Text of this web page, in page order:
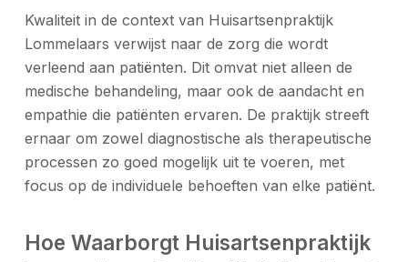
Kwaliteit in de context van Huisartsenpraktijk
Lommelaars verwijst naar de zorg die wordt
verleend aan patiënten. Dit omvat niet alleen de
medische behandeling, maar ook de aandacht en
empathie die patiënten ervaren. De praktijk streeft
ernaar om zowel diagnostische als therapeutische
processen zo goed mogelijk uit te voeren, met
focus op de individuele behoeften van elke patiënt.
Hoe Waarborgt Huisartsenpraktijk